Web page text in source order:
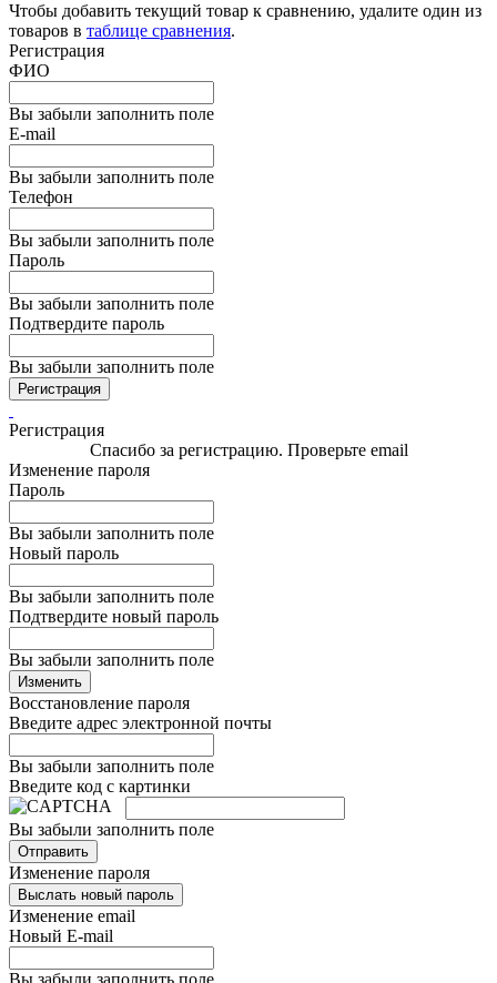
Чтобы добавить текущий товар к сравнению, удалите один из
товаров в таблице сравнения.
Регистрация
ФИО
Вы забыли заполнить поле
E-mail
Вы забыли заполнить поле
Телефон
Вы забыли заполнить поле
Пароль
Вы забыли заполнить поле
Подтвердите пароль
Вы забыли заполнить поле
Регистрация
Регистрация
Спасибо за регистрацию. Проверьте email
Изменение пароля
Пароль
Вы забыли заполнить поле
Новый пароль
Вы забыли заполнить поле
Подтвердите новый пароль
Вы забыли заполнить поле
Изменить
Восстановление пароля
Введите адрес электронной почты
Вы забыли заполнить поле
Введите код с картинки
Вы забыли заполнить поле
Отправить
Изменение пароля
Выслать новый пароль
Изменение email
Новый E-mail
Вы забыли заполнить поле